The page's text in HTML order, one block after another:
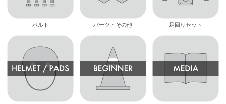
ボルト パーツ・その他 足回りセット